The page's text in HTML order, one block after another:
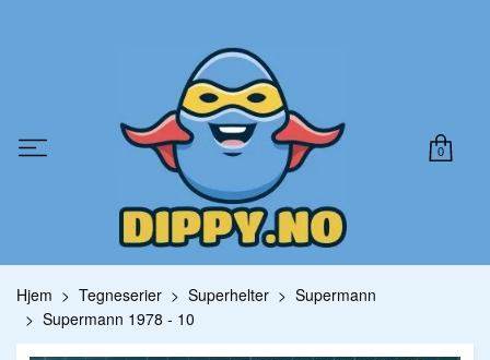
0
Hjem Tegneserier Superhelter
Supermann
Supermann 1978 - 10